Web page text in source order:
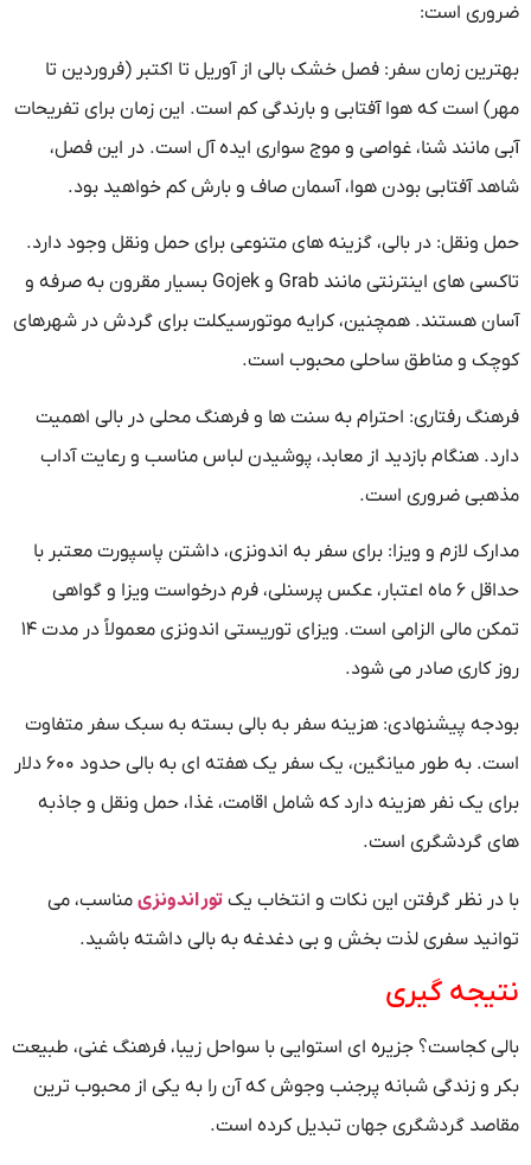
ضروری است:
بهترین زمان سفر: فصل خشک بالی از آوریل تا اکتبر (فروردین تا
مهر) است که هوا آفتابی و بارندگی کم است. این زمان برای تفریحات
آبی مانند شنا، غواصی و موج سواری ایده آل است. در این فصل،
شاهد آفتابی بودن هوا، آسمان صاف و بارش کم خواهید بود.
حمل ونقل: در بالی، گزینه های متنوعی برای حمل ونقل وجود دارد.
تاکسی های اینترنتی مانند Grab و Gojek بسیار مقرون به صرفه و
آسان هستند. همچنین، کرایه موتورسیکلت برای گردش در شهرهای
کوچک و مناطق ساحلی محبوب است.
فرهنگ رفتاری: احترام به سنت ها و فرهنگ محلی در بالی اهمیت
دارد. هنگام بازدید از معابد، پوشیدن لباس مناسب و رعایت آداب
مذهبی ضروری است.
مدارک لازم و ویزا: برای سفر به اندونزی، داشتن پاسپورت معتبر با
حداقل ۶ ماه اعتبار، عکس پرسنلی، فرم درخواست ویزا و گواهی
تمکن مالی الزامی است. ویزای توریستی اندونزی معمولاً در مدت ۱۴
روز کاری صادر می شود.
بودجه پیشنهادی: هزینه سفر به بالی بسته به سبک سفر متفاوت
است. به طور میانگین، یک سفر یک هفته ای به بالی حدود ۶۰۰ دلار
برای یک نفر هزینه دارد که شامل اقامت، غذا، حمل ونقل و جاذبه
های گردشگری است.
با در نظر گرفتن این نکات و انتخاب یک تور اندونزی مناسب، می
توانید سفری لذت بخش و بی دغدغه به بالی داشته باشید.
نتیجه گیری
بالی کجاست؟ جزیره ای استوایی با سواحل زیبا، فرهنگ غنی، طبیعت
بکر و زندگی شبانه پرجنب وجوش که آن را به یکی از محبوب ترین
مقاصد گردشگری جهان تبدیل کرده است.